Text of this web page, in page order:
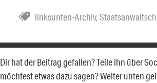
linksunten-Archiv,
Dir hat der Beitrag gefallen? Teile ihn über
möchtest etwas dazu sagen? Weiter unten